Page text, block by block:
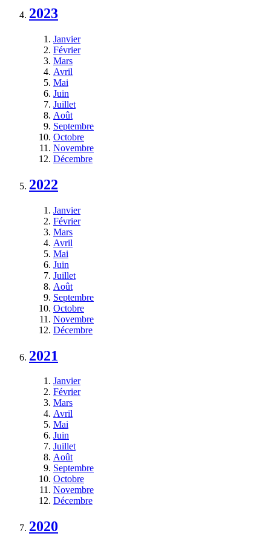
2023
Janvier
Février
Mars
Avril
Mai
Juin
Juillet
Août
Septembre
Octobre
Novembre
Décembre
2022
Janvier
Février
Mars
Avril
Mai
Juin
Juillet
Août
Septembre
Octobre
Novembre
Décembre
2021
Janvier
Février
Mars
Avril
Mai
Juin
Juillet
Août
Septembre
Octobre
Novembre
Décembre
2020